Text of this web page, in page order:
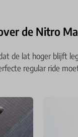
de Nitro
de lat hoger blijft
regular ride